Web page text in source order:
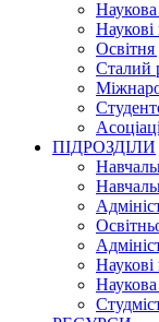
Наукова
Наукові
Освітня
Сталий
ПІДРОЗДІЛИ
Наукові
Наукова